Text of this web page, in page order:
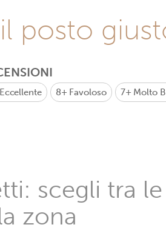
posto
Eccellente 8+ Favoloso 7+ Molto
scegli tra
zona